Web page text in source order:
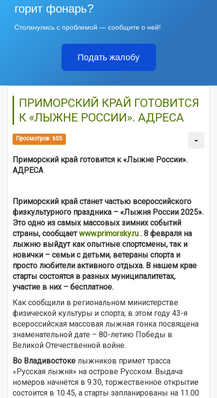
горит фонарь?
Столкнулись с проблемой — сообщите о ней!
Подать жалобу
ПРИМОРСКИЙ КРАЙ ГОТОВИТСЯ
К «ЛЫЖНЕ РОССИИ». АДРЕСА
Просмотров: 605
Приморский край готовится к «Лыжне России».
АДРЕСА
Приморский край станет частью всероссийского
физкультурного праздника – «Лыжня России 2025».
Это одно из самых массовых зимних событий
страны, сообщаетwww.primorsky.ru . 8 февраля на
лыжню выйдут как опытные спортсмены, так и
новички – семьи с детьми, ветераны спорта и
просто любители активного отдыха. В нашем крае
старты состоятся в разных муниципалитетах,
участие в них – бесплатное.
Как сообщили в региональном министерстве
физической культуры и спорта, в этом году 43-я
всероссийская массовая лыжная гонка посвящена
знаменательной дате – 80-летию Победы в
Великой Отечественной войне.
Во Владивостоке лыжников примет трасса
«Русская лыжня» на острове Русском. Выдача
номеров начнётся в 9.30, торжественное открытие
состоится в 10.45, а старты запланированы на 11.00